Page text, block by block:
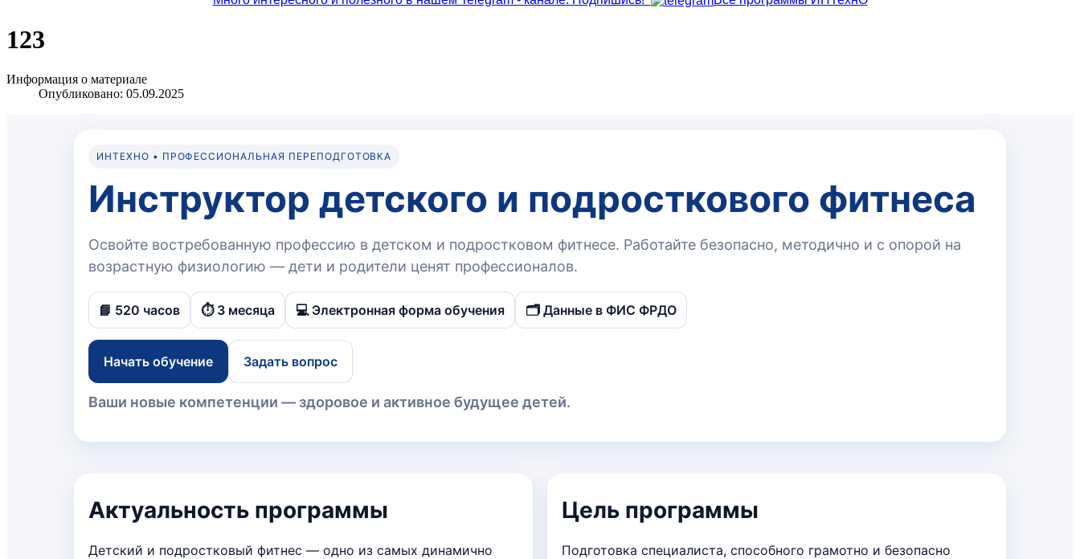
123
Информация о материале
Опубликовано: 05.09.2025
ИНТЕХНО • ПРОФЕССИОНАЛЬНАЯ ПЕРЕПОДГОТОВКА
Инструктор детского и подросткового фитнеса
Освойте востребованную профессию в детском и подростковом фитнесе. Работайте безопасно, методично и с опорой на
возрастную физиологию — дети и родители ценят профессионалов.
📘 520 часов ⏱️ 3 месяца 💻 Электронная форма обучения 🗂️ Данные в ФИС ФРДО
Начать обучение Задать вопрос
Ваши новые компетенции — здоровое и активное будущее детей.
Актуальность программы
Детский и подростковый фитнес — одно из самых динамично
Цель программы
Подготовка специалиста, способного грамотно и безопасно